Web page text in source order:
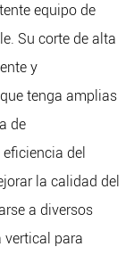
equipo de
Su corte de alta
y
tenga amplias
de
del
la calidad del
a diversos
vertical para